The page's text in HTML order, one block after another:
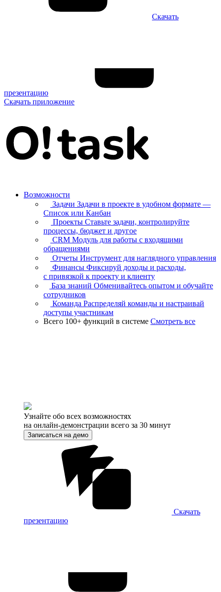
Скачать
презентацию
Скачать приложение
Возможности
Задачи Задачи в проекте в удобном формате —
Список или Канбан
Проекты Ставьте задачи, контролируйте
процессы, бюджет и другое
CRM Модуль для работы с входящими
обращениями
Отчеты Инструмент для наглядного управления
Финансы Фиксируй доходы и расходы,
с привязкой к проекту и клиенту
База знаний Обменивайтесь опытом и обучайте
сотрудников
Команда Распределяй команды и настраивай
доступы участникам
Всего 100+ функций в системе Смотреть все
Узнайте обо всех возможностях
на онлайн-демонстрации всего за 30 минут
Записаться на демо
Скачать
презентацию